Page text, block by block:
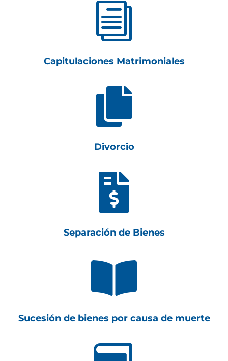
i
Capitulaciones Matrimoniales

Divorcio

Separación de Bienes

Sucesión de bienes por causa de muerte